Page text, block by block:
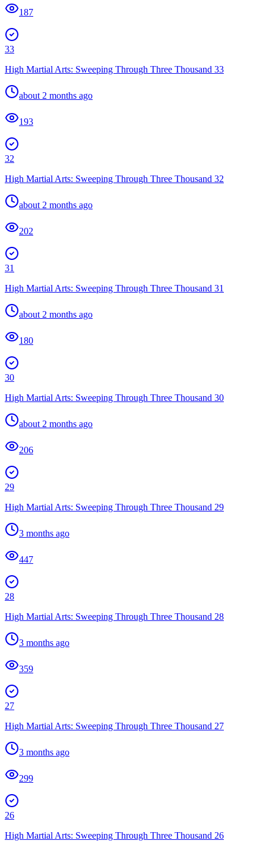
187
33
High Martial Arts: Sweeping Through Three Thousand 33
about 2 months ago
193
32
High Martial Arts: Sweeping Through Three Thousand 32
about 2 months ago
202
31
High Martial Arts: Sweeping Through Three Thousand 31
about 2 months ago
180
30
High Martial Arts: Sweeping Through Three Thousand 30
about 2 months ago
206
29
High Martial Arts: Sweeping Through Three Thousand 29
3 months ago
447
28
High Martial Arts: Sweeping Through Three Thousand 28
3 months ago
359
27
High Martial Arts: Sweeping Through Three Thousand 27
3 months ago
299
26
High Martial Arts: Sweeping Through Three Thousand 26